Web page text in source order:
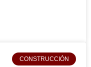
CONSTRUCCIÓN